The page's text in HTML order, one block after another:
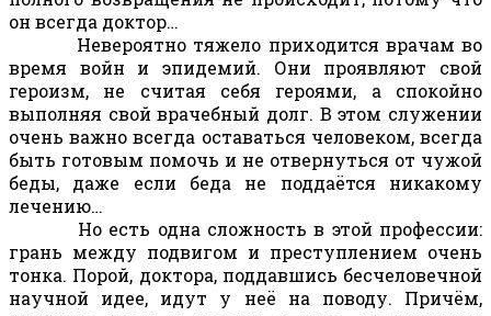
он всегда доктор…
Невероятно тяжело приходится врачам во
время войн и эпидемий. Они проявляют свой
героизм, не считая себя героями, а спокойно
выполняя свой врачебный долг. В этом служении
очень важно всегда оставаться человеком, всегда
быть готовым помочь и не отвернуться от чужой
беды, даже если беда не поддаётся никакому
лечению…
Но есть одна сложность в этой профессии:
грань между подвигом и преступлением очень
тонка. Порой, доктора, поддавшись бесчеловечной
научной идее, идут у неё на поводу. Причём,